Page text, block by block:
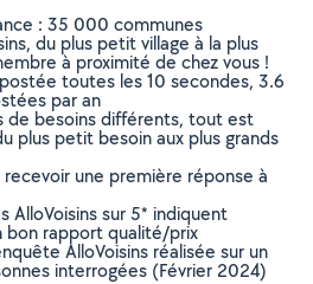
: 35 000 communes
du plus petit village à la plus
à proximité de chez vous !
toutes les 10 secondes, 3.6
par an
de besoins différents, tout est
plus petit besoin aux plus grands
une première réponse à
AlloVoisins sur 5* indiquent
bon rapport qualité/prix
AlloVoisins réalisée sur un
interrogées (Février 2024)